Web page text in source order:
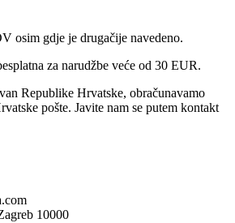
osim gdje je drugačije navedeno.
za narudžbe veće od 30 EUR.
Republike Hrvatske, obračunavamo
pošte. Javite nam se putem kontakt
10000